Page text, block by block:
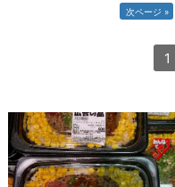
次ページ
1